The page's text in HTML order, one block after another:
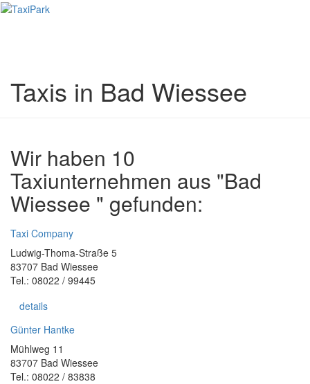
Taxis in Bad Wiessee
Wir haben 10
Taxiunternehmen aus "Bad
Wiessee " gefunden:
Taxi Company
Ludwig-Thoma-Straße 5
83707 Bad Wiessee
Tel.: 08022 / 99445
details
Günter Hantke
Mühlweg 11
83707 Bad Wiessee
Tel.: 08022 / 83838